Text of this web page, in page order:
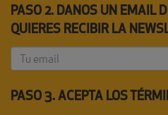
PASO 2. DANOS UN EMAIL
QUIERES RECIBIR LA
PASO 3. ACEPTA LOS